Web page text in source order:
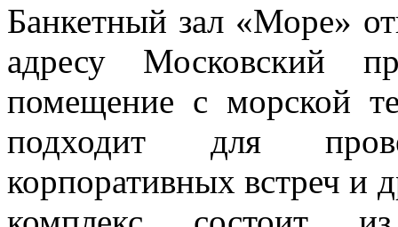
Банкетный зал «Море»
адресу Московский
помещение с морской
подходит для
корпоративных встреч и